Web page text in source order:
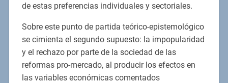
de estas preferencias individuales y sectoriales.
Sobre este punto de partida teórico-epistemológico
se cimienta el segundo supuesto: la impopularidad
y el rechazo por parte de la sociedad de las
reformas pro-mercado, al producir los efectos en
las variables económicas comentados